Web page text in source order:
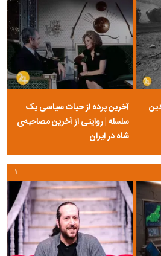
آخرین پرده از حیات سیاسی یک
سلسله | روایتی از آخرین مصاحبه‌ی
شاه در ایران
۱